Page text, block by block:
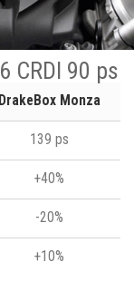
CRDI 90 ps
DrakeBox Monza
139 ps
+40%
-20%
+10%